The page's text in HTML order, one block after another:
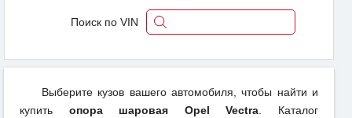
Поиск по VIN
Выберите кузов вашего автомобиля, чтобы найти и
купить опора шаровая Opel Vectra . Каталог